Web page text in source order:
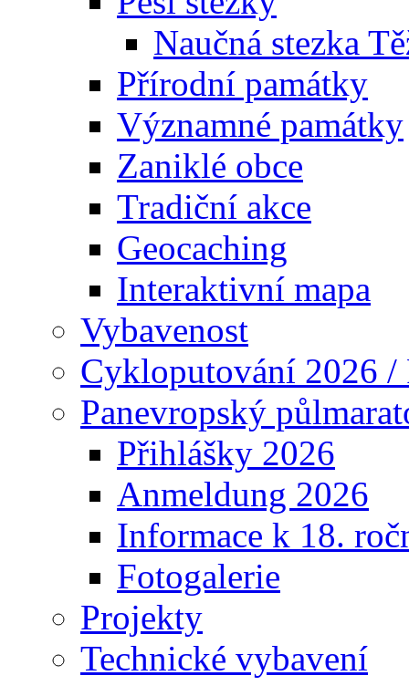
Naučná stezka
Přírodní památky
Významné památky
Zaniklé obce
Tradiční akce
Geocaching
Interaktivní mapa
Vybavenost
Cykloputování 2026 /
Panevropský
Přihlášky 2026
Anmeldung 2026
Informace k 18.
Fotogalerie
Projekty
Technické vybavení